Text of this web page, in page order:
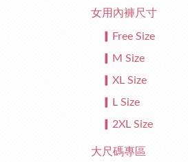
女用內褲尺寸
▎Free Size
▎M Size
▎XL Size
▎L Size
▎2XL Size
大尺碼專區